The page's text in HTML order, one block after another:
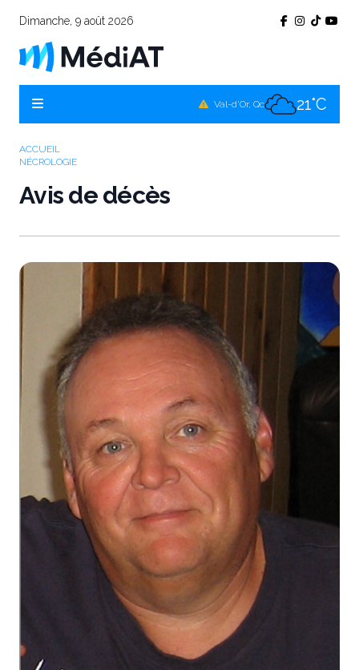
Dimanche, 9 août 2026
Val-d'Or, Qc 21°C
ACCUEIL
NÉCROLOGIE
Avis de décès